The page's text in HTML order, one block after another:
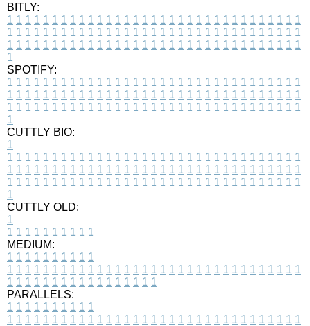
BITLY:
1 1 1 1 1 1 1 1 1 1 1 1 1 1 1 1 1 1 1 1 1 1 1 1 1 1 1 1 1 1 1 1 1
1 1 1 1 1 1 1 1 1 1 1 1 1 1 1 1 1 1 1 1 1 1 1 1 1 1 1 1 1 1 1 1 1
1 1 1 1 1 1 1 1 1 1 1 1 1 1 1 1 1 1 1 1 1 1 1 1 1 1 1 1 1 1 1 1 1
1
SPOTIFY:
1 1 1 1 1 1 1 1 1 1 1 1 1 1 1 1 1 1 1 1 1 1 1 1 1 1 1 1 1 1 1 1 1
1 1 1 1 1 1 1 1 1 1 1 1 1 1 1 1 1 1 1 1 1 1 1 1 1 1 1 1 1 1 1 1 1
1 1 1 1 1 1 1 1 1 1 1 1 1 1 1 1 1 1 1 1 1 1 1 1 1 1 1 1 1 1 1 1 1
1
CUTTLY BIO:
1
1 1 1 1 1 1 1 1 1 1 1 1 1 1 1 1 1 1 1 1 1 1 1 1 1 1 1 1 1 1 1 1 1
1 1 1 1 1 1 1 1 1 1 1 1 1 1 1 1 1 1 1 1 1 1 1 1 1 1 1 1 1 1 1 1 1
1 1 1 1 1 1 1 1 1 1 1 1 1 1 1 1 1 1 1 1 1 1 1 1 1 1 1 1 1 1 1 1 1
1
CUTTLY OLD:
1
1 1 1 1 1 1 1 1 1 1
MEDIUM:
1 1 1 1 1 1 1 1 1 1
1 1 1 1 1 1 1 1 1 1 1 1 1 1 1 1 1 1 1 1 1 1 1 1 1 1 1 1 1 1 1 1 1
1 1 1 1 1 1 1 1 1 1 1 1 1 1 1 1 1
PARALLELS:
1 1 1 1 1 1 1 1 1 1
1 1 1 1 1 1 1 1 1 1 1 1 1 1 1 1 1 1 1 1 1 1 1 1 1 1 1 1 1 1 1 1 1